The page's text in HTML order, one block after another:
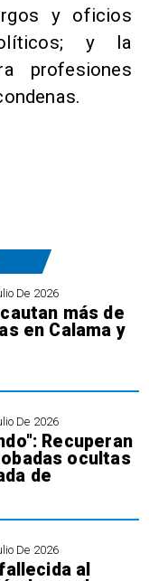
y oficios
y la
profesiones
De 2026
más de
en Calama y
De 2026
Recuperan
ocultas
de
De 2026
al